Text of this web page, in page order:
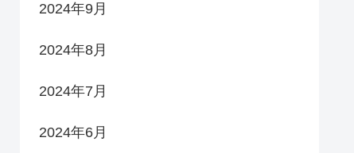
2024年9月
2024年8月
2024年7月
2024年6月